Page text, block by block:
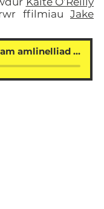
ffilmiau Jake
Gwrandewch am amlinelliad prosiect